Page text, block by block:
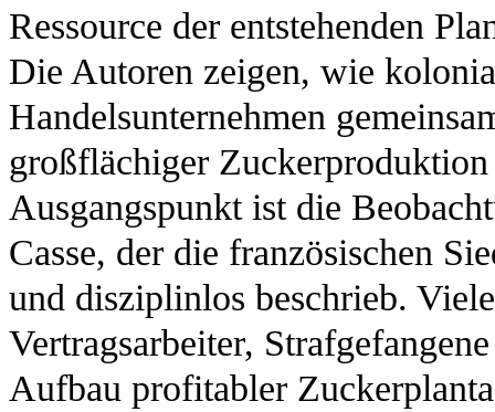
Ressource der entstehenden
Die Autoren zeigen, wie
Handelsunternehmen
großflächiger
Ausgangspunkt ist die
Casse, der die französischen
und disziplinlos beschrieb.
Vertragsarbeiter,
Aufbau profitabler